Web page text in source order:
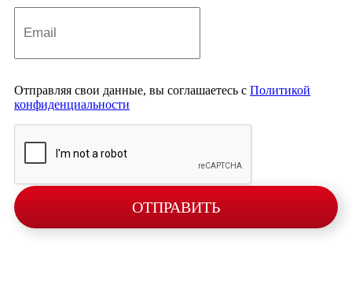
Отправляя свои данные, вы соглашаетесь с Политикой
конфиденциальности
ОТПРАВИТЬ